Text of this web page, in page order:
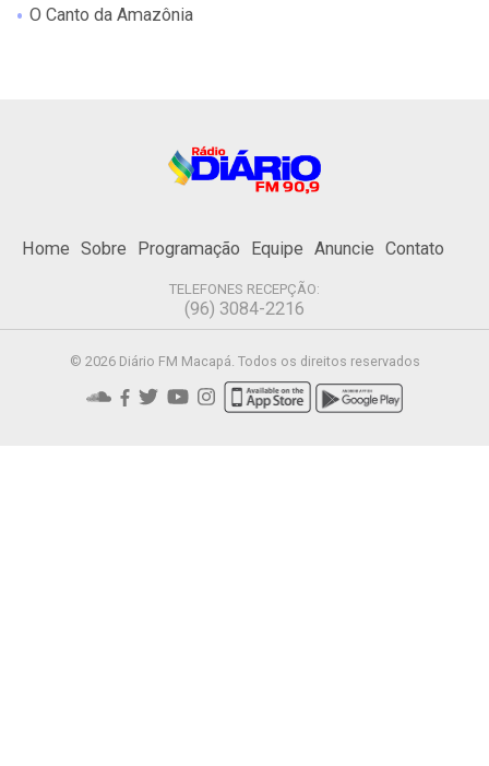
O Canto da Amazônia
Home Sobre Programação Equipe Anuncie Contato
TELEFONES RECEPÇÃO:
(96) 3084-2216
© 2026 Diário FM Macapá. Todos os direitos reservados